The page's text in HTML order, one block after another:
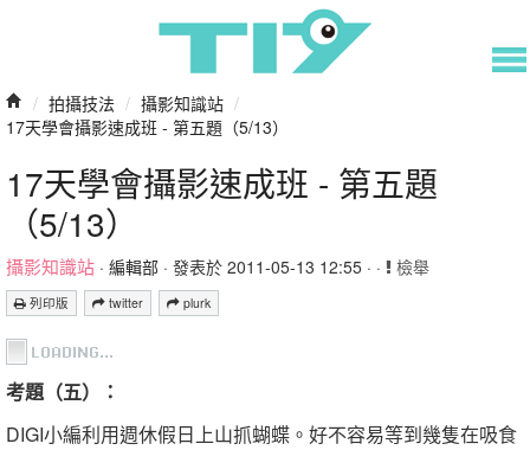
/ 拍攝技法 / 攝影知識站 /
17天學會攝影速成班 - 第五題（5/13）
17天學會攝影速成班 - 第五題
（5/13）
攝影知識站 · 編輯部 · 發表於 2011-05-13 12:55 · · 檢舉
列印版 twitter plurk
考題（五）：
DIGI小編利用週休假日上山抓蝴蝶。好不容易等到幾隻在吸食